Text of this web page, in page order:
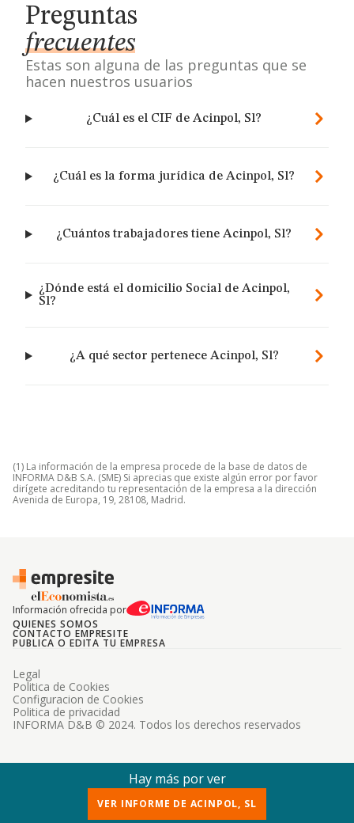
Preguntas
frecuentes
Estas son alguna de las preguntas que se
hacen nuestros usuarios
¿Cuál es el CIF de Acinpol, Sl?
¿Cuál es la forma jurídica de Acinpol, Sl?
¿Cuántos trabajadores tiene Acinpol, Sl?
¿Dónde está el domicilio Social de Acinpol,
Sl?
¿A qué sector pertenece Acinpol, Sl?
(1) La información de la empresa procede de la base de datos de
INFORMA D&B S.A. (SME) Si aprecias que existe algún error por favor
dirígete acreditando tu representación de la empresa a la dirección
Avenida de Europa, 19, 28108, Madrid.
Información ofrecida por
QUIENES SOMOS
CONTACTO EMPRESITE
PUBLICA O EDITA TU EMPRESA
INFORMA D&B © 2024. Todos los derechos reservados
Legal
Politica de Cookies
Configuracion de Cookies
Politica de privacidad
Hay más por ver
VER INFORME DE ACINPOL, SL